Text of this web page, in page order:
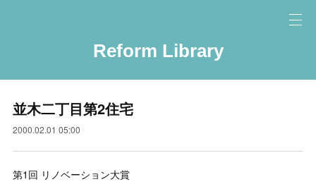
Reform Library
並木二丁目第2住宅
2000.02.01 05:00
第1回 リノベーション大賞